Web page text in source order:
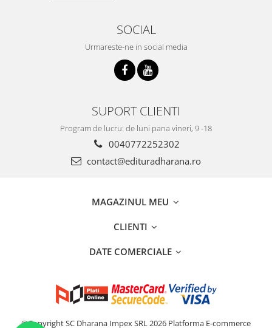
SOCIAL
Urmareste-ne in social media
SUPORT CLIENTI
Program de lucru: de luni pana vineri, 9 -18
0040772252302
contact@edituradharana.ro
MAGAZINUL MEU
CLIENTI
DATE COMERCIALE
©Copyright SC Dharana Impex SRL 2026 Platforma E-commerce